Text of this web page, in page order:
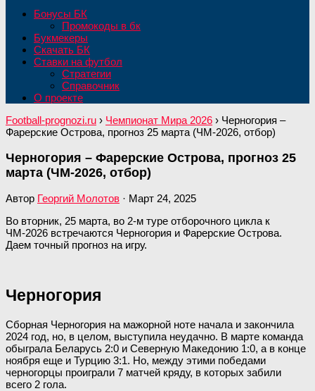
Бонусы БК
Промокоды в бк
Букмекеры
Скачать БК
Ставки на футбол
Стратегии
Справочник
О проекте
Football-prognozi.ru › Чемпионат Мира 2026 › Черногория –
Фарерские Острова, прогноз 25 марта (ЧМ-2026, отбор)
Черногория – Фарерские Острова, прогноз 25
марта (ЧМ-2026, отбор)
Автор Георгий Молотов · Март 24, 2025
Во вторник, 25 марта, во 2-м туре отборочного цикла к
ЧМ-2026 встречаются Черногория и Фарерские Острова.
Даем точный прогноз на игру.
Черногория
Сборная Черногория на мажорной ноте начала и закончила
2024 год, но, в целом, выступила неудачно. В марте команда
обыграла Беларусь 2:0 и Северную Македонию 1:0, а в конце
ноября еще и Турцию 3:1. Но, между этими победами
черногорцы проиграли 7 матчей кряду, в которых забили
всего 2 гола.